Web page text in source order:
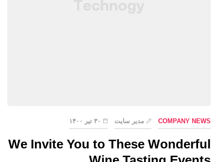
COMPANY NEWS مدیر سایت ۳۰ تیر ۱۴۰۰
We Invite You to These Wonderful